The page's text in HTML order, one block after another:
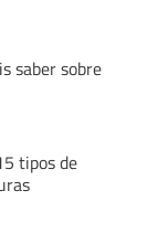
saber sobre
tipos de